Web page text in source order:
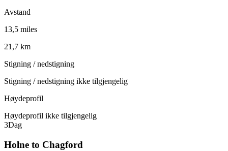
Avstand
13,5 miles
21,7 km
Stigning / nedstigning
Stigning / nedstigning ikke tilgjengelig
Høydeprofil
Høydeprofil ikke tilgjengelig
3Dag
Holne to Chagford